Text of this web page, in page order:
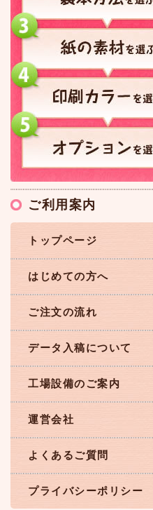
ご利用案内
トップページ
はじめての方へ
ご注文の流れ
データ入稿について
工場設備のご案内
運営会社
よくあるご質問
プライバシーポリシー